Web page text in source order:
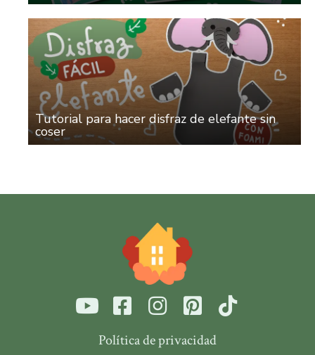
Tutorial para hacer disfraz de elefante sin
coser
Política de privacidad